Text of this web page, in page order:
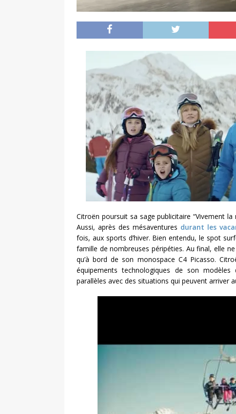
Citroën poursuit sa sage publicitaire “Vivement
Aussi, après des mésaventures durant les
fois, aux sports d’hiver. Bien entendu, le spot
famille de nombreuses péripéties. Au final, elle
qu’à bord de son monospace C4 Picasso.
équipements technologiques de son
parallèles avec des situations qui peuvent arriver